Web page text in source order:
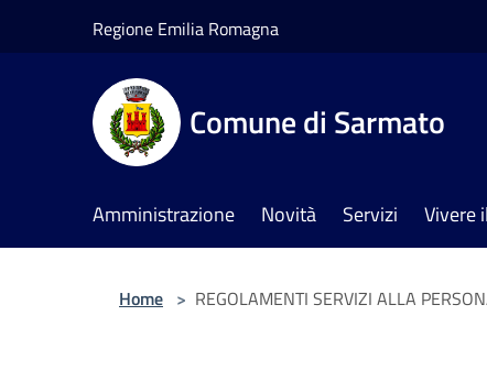
Regione Emilia Romagna
Comune di Sarmato
Amministrazione Novità Servizi Vivere
Home > REGOLAMENTI SERVIZI ALLA